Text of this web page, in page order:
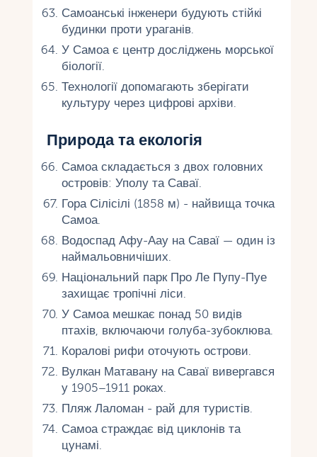
Самоанські інженери будують стійкі
будинки проти ураганів.
У Самоа є центр досліджень морської
біології.
Технології допомагають зберігати
культуру через цифрові архіви.
Природа та екологія
Самоа складається з двох головних
островів: Уполу та Саваї.
Гора Сілісілі (1858 м) - найвища точка
Самоа.
Водоспад Афу-Аау на Саваї — один із
наймальовничіших.
Національний парк Про Ле Пупу-Пуе
захищає тропічні ліси.
У Самоа мешкає понад 50 видів
птахів, включаючи голуба-зубоклюва.
Коралові рифи оточують острови.
Вулкан Матавану на Саваї вивергався
у 1905–1911 роках.
Пляж Лаломан - рай для туристів.
Самоа страждає від циклонів та
цунамі.